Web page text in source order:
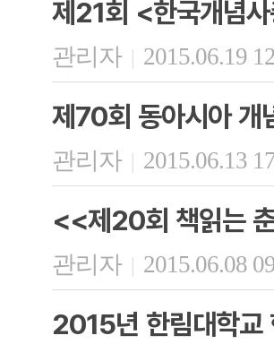
제21회 <한국개념
관리자 | 2015.06.19
제70회 동아시아 개
관리자 | 2015.06.13
<<제20회 책읽는
관리자 | 2015.06.08
2015년 한림대학교